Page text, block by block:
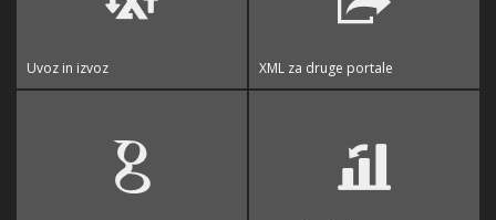
Uvoz in izvoz XML za druge portale